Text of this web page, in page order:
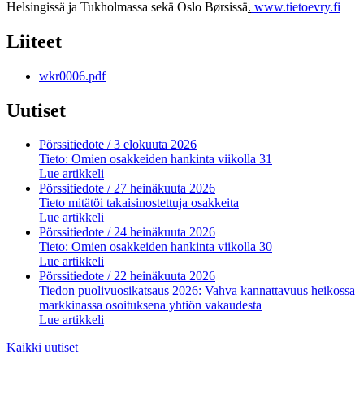
Helsingissä ja Tukholmassa sekä Oslo Børsissä. www.tietoevry.fi
Liiteet
wkr0006.pdf
Uutiset
Pörssitiedote / 3 elokuuta 2026
Tieto: Omien osakkeiden hankinta viikolla 31
Lue artikkeli
Pörssitiedote / 27 heinäkuuta 2026
Tieto mitätöi takaisinostettuja osakkeita
Lue artikkeli
Pörssitiedote / 24 heinäkuuta 2026
Tieto: Omien osakkeiden hankinta viikolla 30
Lue artikkeli
Pörssitiedote / 22 heinäkuuta 2026
Tiedon puolivuosikatsaus 2026: Vahva kannattavuus heikossa
markkinassa osoituksena yhtiön vakaudesta
Lue artikkeli
Kaikki uutiset